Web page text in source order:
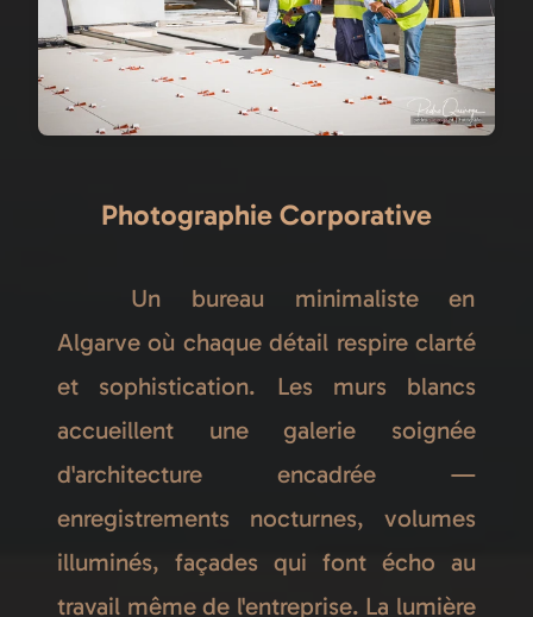
Photographie Corporative
Un bureau minimaliste en
Algarve où chaque détail respire clarté
et sophistication. Les murs blancs
accueillent une galerie soignée
d'architecture encadrée —
enregistrements nocturnes, volumes
illuminés, façades qui font écho au
travail même de l'entreprise. La lumière